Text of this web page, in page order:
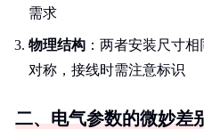
需求
物理结构 ：两者安装尺寸
对称，接线时需注意标识
二、电气参数的微妙差